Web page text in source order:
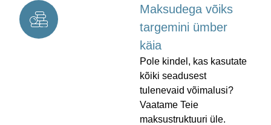
Maksudega võiks
targemini ümber
käia
Pole kindel, kas kasutate
kõiki seadusest
tulenevaid võimalusi?
Vaatame Teie
maksustruktuuri üle.